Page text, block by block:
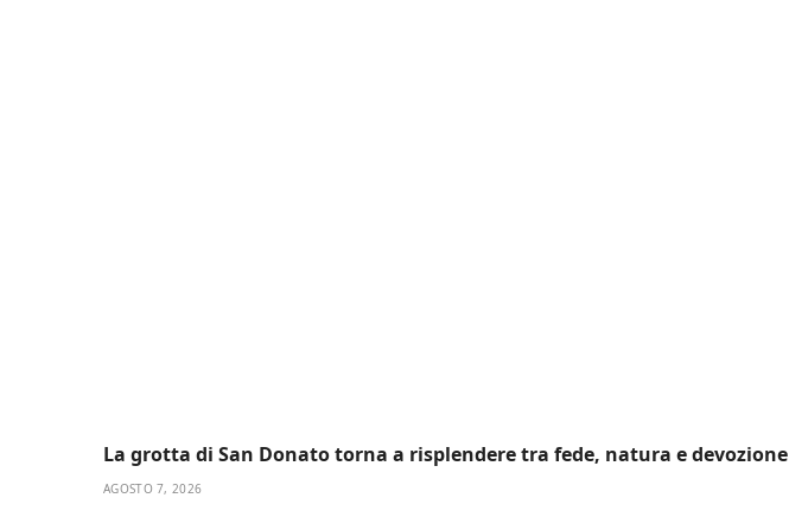
La grotta di San Donato torna a risplendere tra fede, natura e devozione
AGOSTO 7, 2026